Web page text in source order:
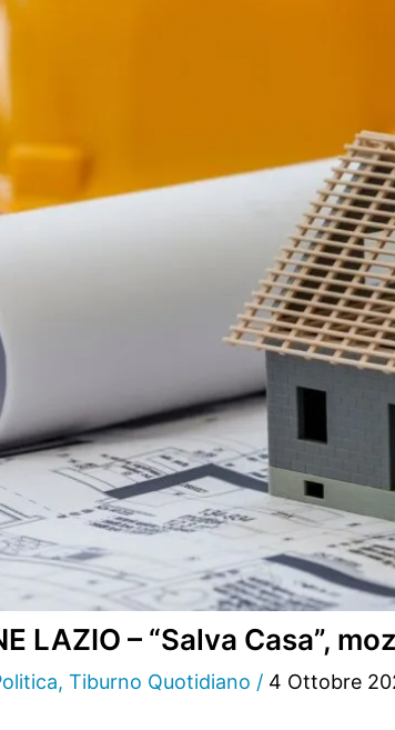
LAZIO – “Salva Casa”,
, Tiburno Quotidiano / 4 Ottobre